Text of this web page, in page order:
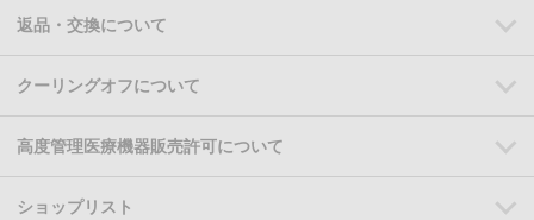
返品・交換について
クーリングオフについて
高度管理医療機器販売許可について
ショップリスト